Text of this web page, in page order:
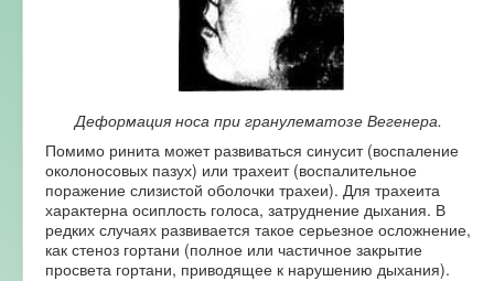
Деформация носа при гранулематозе Вегенера.
Помимо ринита может развиваться синусит (воспаление
околоносовых пазух) или трахеит (воспалительное
поражение слизистой оболочки трахеи). Для трахеита
характерна осиплость голоса, затруднение дыхания. В
редких случаях развивается такое серьезное осложнение,
как стеноз гортани (полное или частичное закрытие
просвета гортани, приводящее к нарушению дыхания).